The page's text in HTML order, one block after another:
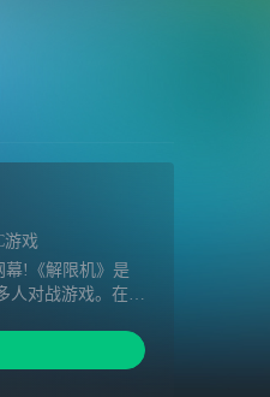
游戏
幕!《解限机》是
人对战游戏。在这
全开的立体空间战